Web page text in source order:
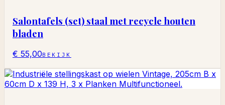
Salontafels (set) staal met recycle houten
bladen
€ 55,00BEKIJK